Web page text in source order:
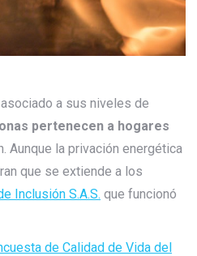
a sus niveles de
pertenecen a hogares
Aunque la privación energética
que se extiende a los
Inclusión S.A.S. que funcionó
de Calidad de Vida del